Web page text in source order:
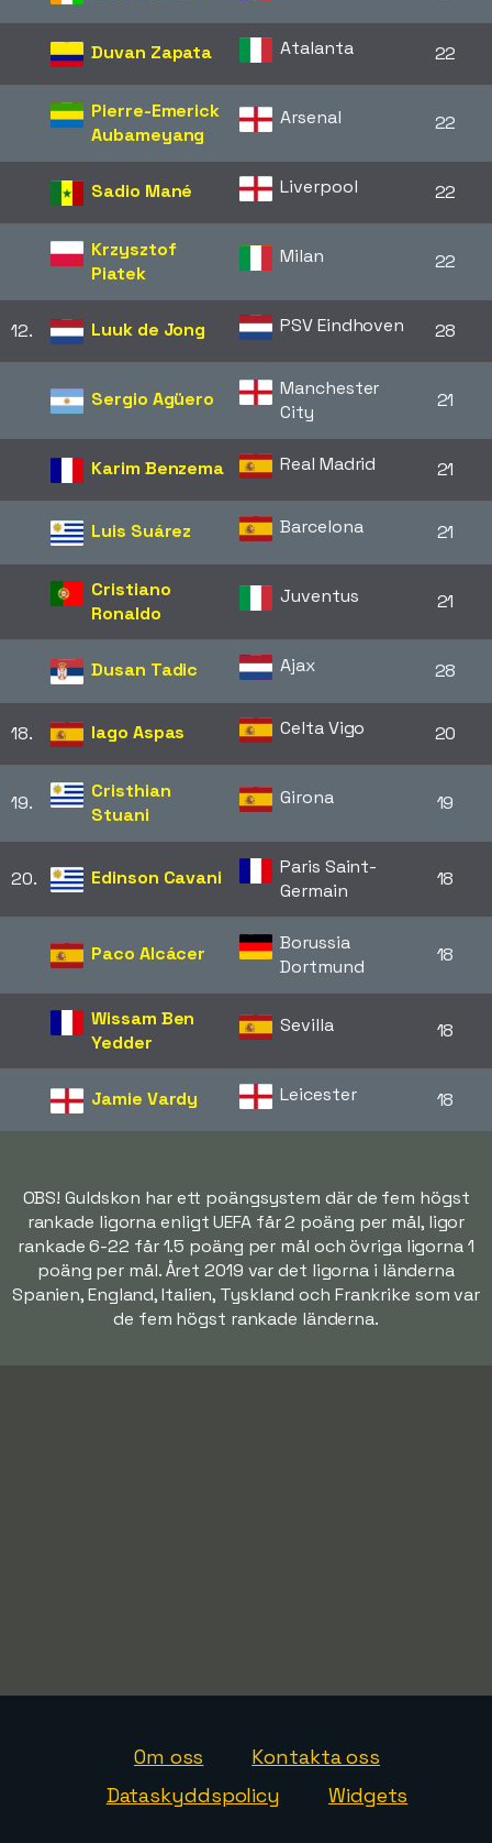
Duvan Zapata Atalanta 22
Pierre-Emerick
Aubameyang
Arsenal 22
Sadio Mané Liverpool 22
Krzysztof
Piatek
Milan 22
12. Luuk de Jong PSV Eindhoven 28
Sergio Agüero
Manchester
City
21
Karim Benzema Real Madrid 21
Luis Suárez Barcelona 21
Cristiano
Ronaldo
Juventus 21
Dusan Tadic Ajax 28
18. Iago Aspas Celta Vigo 20
19.
Cristhian
Stuani
Girona 19
20. Edinson Cavani
Paris Saint-
Germain
18
Paco Alcácer
Borussia
Dortmund
18
Wissam Ben
Yedder
Sevilla 18
Jamie Vardy Leicester 18
OBS! Guldskon har ett poängsystem där de fem högst
rankade ligorna enligt UEFA får 2 poäng per mål, ligor
rankade 6-22 får 1.5 poäng per mål och övriga ligorna 1
poäng per mål. Året 2019 var det ligorna i länderna
Spanien, England, Italien, Tyskland och Frankrike som var
de fem högst rankade länderna.
Om oss
Kontakta oss
Dataskyddspolicy
Widgets